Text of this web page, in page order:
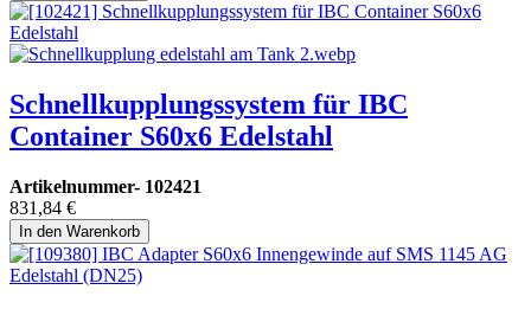
Schnellkupplungssystem für IBC
Container S60x6 Edelstahl
Artikelnummer- 102421
831,84 €
In den Warenkorb